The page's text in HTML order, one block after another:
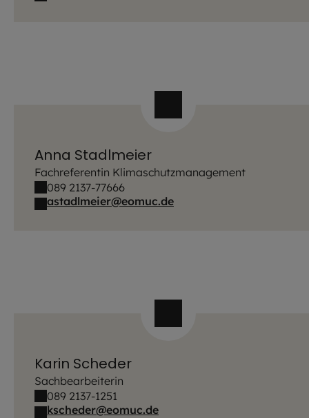
Anna Stadlmeier
Fachreferentin Klimaschutzmanagement
089 2137-77666
astadlmeier@eomuc.de
Karin Scheder
Sachbearbeiterin
089 2137-1251
kscheder@eomuc.de